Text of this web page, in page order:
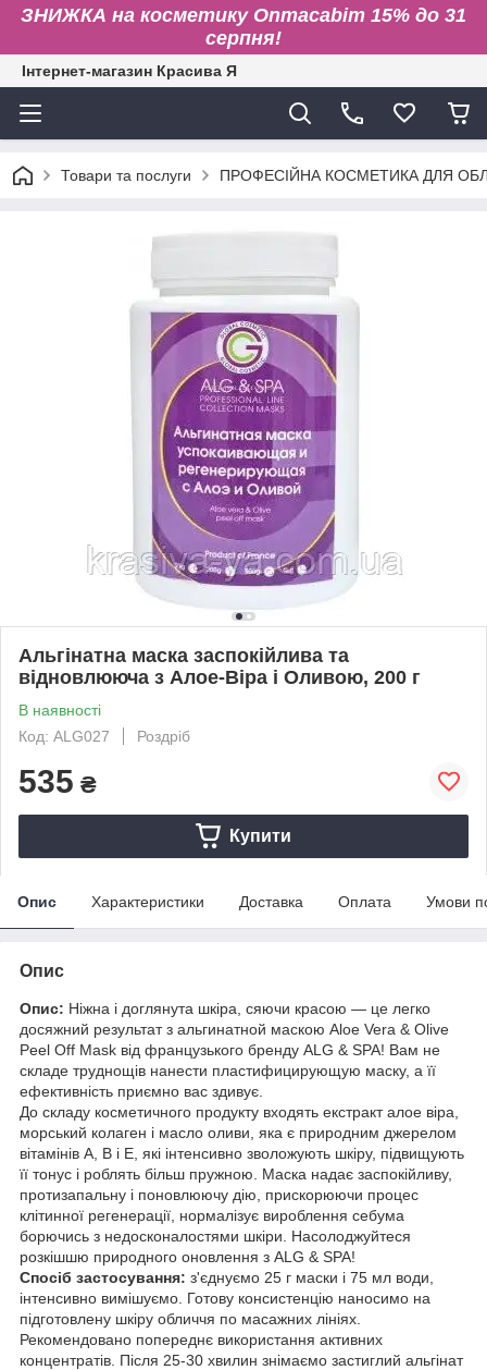
ЗНИЖКА на косметику Onmacabim 15% до 31
серпня!
Інтернет-магазин Красива Я
Товари та послуги ПРОФЕСІЙНА КОСМЕТИКА ДЛЯ
Альгінатна маска заспокійлива та
відновлююча з Алое-Віра і Оливою, 200 г
В наявності
Код: ALG027
Роздріб
535 ₴
Купити
Опис Характеристики Доставка Оплата Умови
Опис
Опис: Ніжна і доглянута шкіра, сяючи красою — це легко
досяжний результат з альгинатной маскою Alоe Vera & Olive
Peel Off Mask від французького бренду ALG & SPA! Вам не
складе труднощів нанести пластифицирующую маску, а її
ефективність приємно вас здивує.
До складу косметичного продукту входять екстракт алое віра,
морський колаген і масло оливи, яка є природним джерелом
вітамінів А, В і Е, які інтенсивно зволожують шкіру, підвищують
її тонус і роблять більш пружною. Маска надає заспокійливу,
протизапальну і поновлюючу дію, прискорюючи процес
клітинної регенерації, нормалізує вироблення себума
борючись з недосконалостями шкіри. Насолоджуйтеся
розкішшю природного оновлення з ALG & SPA!
Спосіб застосування: з'єднуємо 25 г маски і 75 мл води,
інтенсивно вимішуємо. Готову консистенцію наносимо на
підготовлену шкіру обличчя по масажних лініях.
Рекомендовано попереднє використання активних
концентратів. Після 25-30 хвилин знімаємо застиглий альгінат